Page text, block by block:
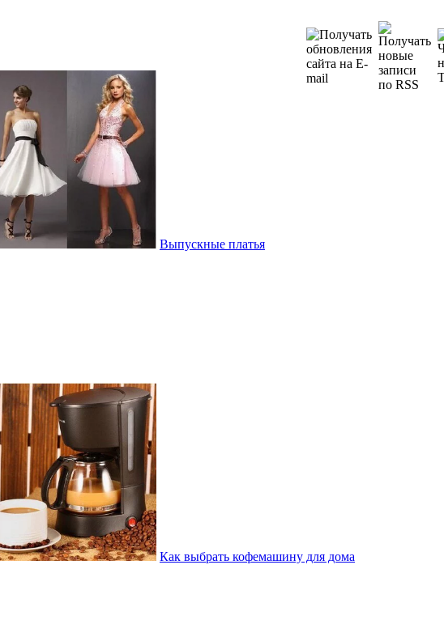
Выпускные платья
Как выбрать кофемашину для дома